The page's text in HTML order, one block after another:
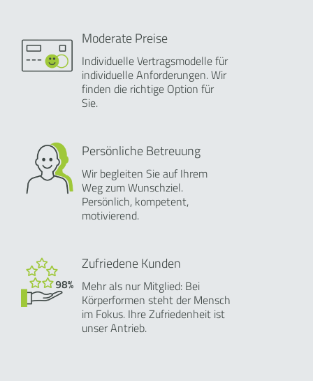
Moderate Preise
Individuelle Vertragsmodelle für
individuelle Anforderungen. Wir
finden die richtige Option für
Sie.
Persönliche Betreuung
Wir begleiten Sie auf Ihrem
Weg zum Wunschziel.
Persönlich, kompetent,
motivierend.
Zufriedene Kunden
Mehr als nur Mitglied: Bei
Körperformen steht der Mensch
im Fokus. Ihre Zufriedenheit ist
unser Antrieb.